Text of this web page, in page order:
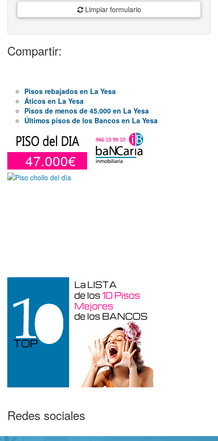
Limpiar formulario
Compartir:
Pisos rebajados en La Yesa
Áticos en La Yesa
Pisos de menos de 45.000 en La Yesa
Últimos pisos de los Bancos en La Yesa
47.000€
Redes sociales